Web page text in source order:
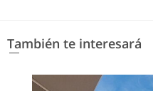
También te interesará